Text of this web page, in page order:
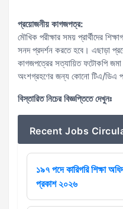
প্রয়োজনীয় কাগজপত্র:
মৌখিক পরীক্ষার সময় প্রার্থীদের
সনদ প্রদর্শন করতে হবে। এছাড়া
কাগজপত্রের সত্যায়িত ফটোকপি জমা
অংশগ্রহণের জন্য কোনো টিএ/ডিএ
বিস্তারিত নিচের বিজ্ঞপ্তিতে দেখুনঃ
Recent Jobs
১৯৭ পদে কারিগরি শিক্ষা
প্রকাশ ২০২৬